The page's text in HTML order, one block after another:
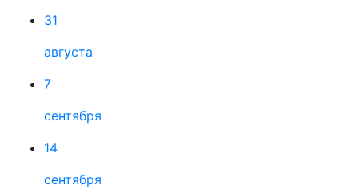
31
августа
7
сентября
14
сентября